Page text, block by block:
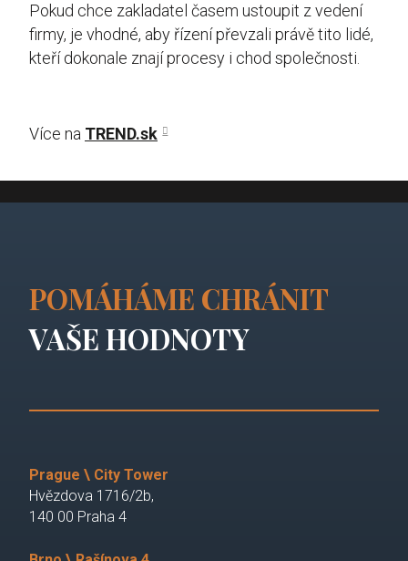
Pokud chce zakladatel časem ustoupit z vedení
firmy, je vhodné, aby řízení převzali právě tito lidé,
kteří dokonale znají procesy i chod společnosti.
Více na TREND.sk
POMÁHÁME CHRÁNIT
VAŠE HODNOTY
Prague \ City Tower
Hvězdova 1716/2b,
140 00 Praha 4